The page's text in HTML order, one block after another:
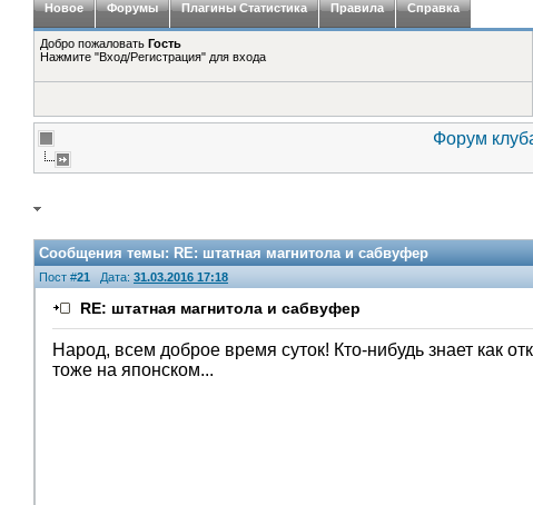
Новое Форумы Плагины Статистика Правила Справка
Добро пожаловать Гость
Нажмите "Вход/Регистрация" для входа
Форум
Сообщения темы:RE: штатная магнитола и сабвуфер
Пост #21 Дата: 31.03.2016 17:18
RE: штатная магнитола и сабвуфер
Народ, всем доброе время суток! Кто-нибудь знает как
тоже на японском...